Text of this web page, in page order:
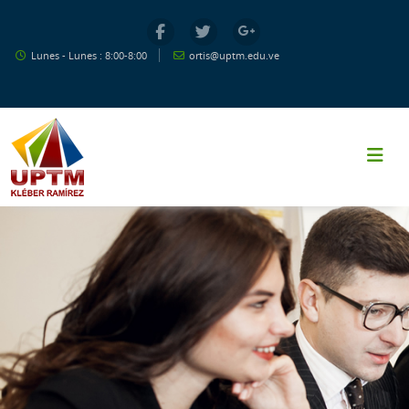
Lunes - Lunes : 8:00-8:00 ortis@uptm.edu.ve